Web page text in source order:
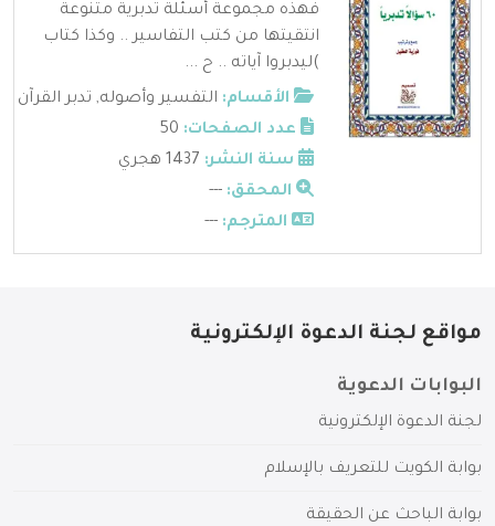
فهذه مجموعة أسئلة تدبرية متنوعة
انتقيتها من كتب التفاسير .. وكذا كتاب
)ليدبروا آياته .. ح ...
الأقسام: التفسير وأصوله, تدبر القرآن
عدد الصفحات:
سنة النشر:
المحقق: ---
المترجم: ---
مواقع لجنة الدعوة الإلكترونية
البوابات الدعوية
لجنة الدعوة الإلكترونية
بوابة الكويت للتعريف بالإسلام
بوابة الباحث عن الحقيقة